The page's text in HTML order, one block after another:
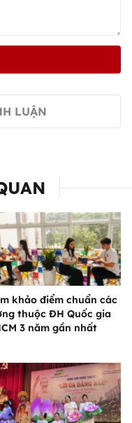
LUẬN
khảo điểm chuẩn các
thuộc ĐH Quốc gia
3 năm gần nhất